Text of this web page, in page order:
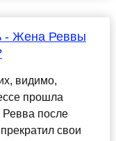
- Жена Реввы
видимо,
прошла
после
свои